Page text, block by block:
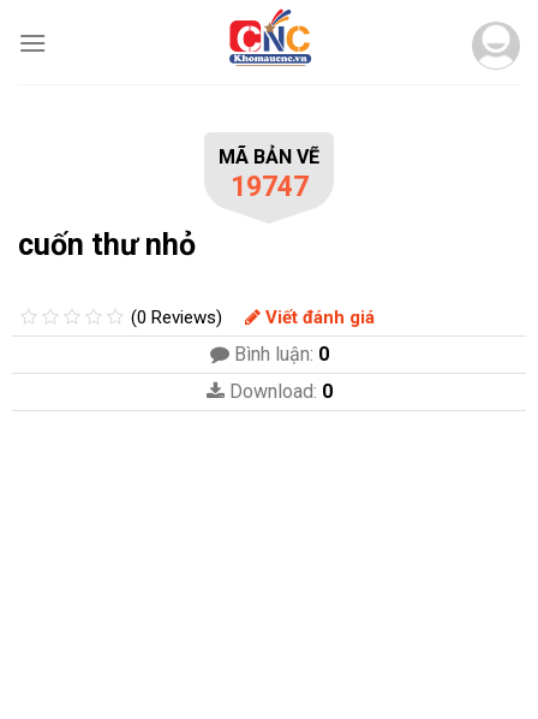
MÃ BẢN VẼ
19747
cuốn thư nhỏ
(0 Reviews) Viết đánh giá
Bình luận: 0
Download: 0